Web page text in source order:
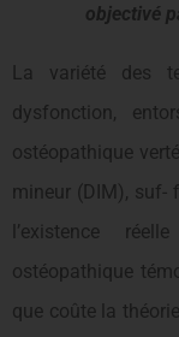
objectivé
La variété des
dysfonction,
ostéopathique
mineur (DIM), suf-
l’existence
ostéopathique
que coûte la